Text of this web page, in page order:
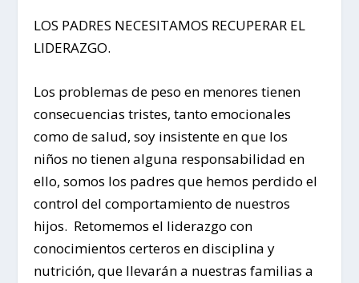
LOS PADRES NECESITAMOS RECUPERAR EL
LIDERAZGO.
Los problemas de peso en menores tienen
consecuencias tristes, tanto emocionales
como de salud, soy insistente en que los
niños no tienen alguna responsabilidad en
ello, somos los padres que hemos perdido el
control del comportamiento de nuestros
hijos. Retomemos el liderazgo con
conocimientos certeros en disciplina y
nutrición, que llevarán a nuestras familias a